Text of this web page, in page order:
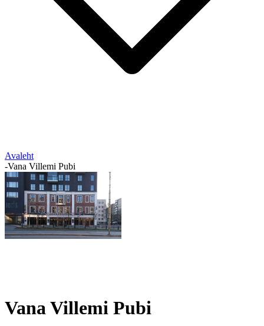
Avaleht
-Vana Villemi Pubi
Vana Villemi Pubi